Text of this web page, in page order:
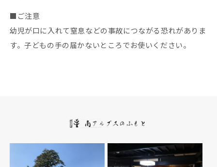
■ご注意
幼児が口に入れて窒息などの事故につながる恐れがありま
す。子どもの手の届かないところでお使いください。